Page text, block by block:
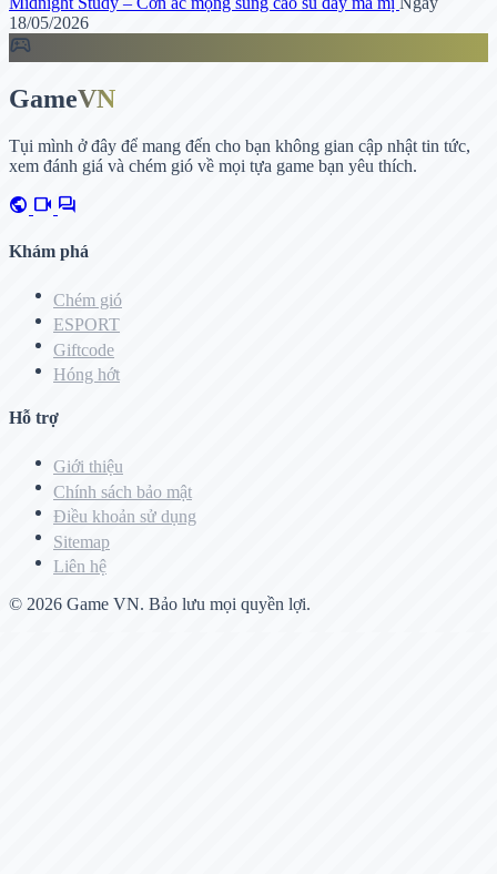
18/05/2026
sports_esports
GameVN
Tụi mình ở đây để mang đến cho bạn không gian cập nhật tin tức,
xem đánh giá và chém gió về mọi tựa game bạn yêu thích.
public videocam forum
Khám phá
Chém gió
ESPORT
Giftcode
Hóng hớt
Hỗ trợ
Giới thiệu
Chính sách bảo mật
Điều khoản sử dụng
Sitemap
Liên hệ
© 2026 Game VN. Bảo lưu mọi quyền lợi.